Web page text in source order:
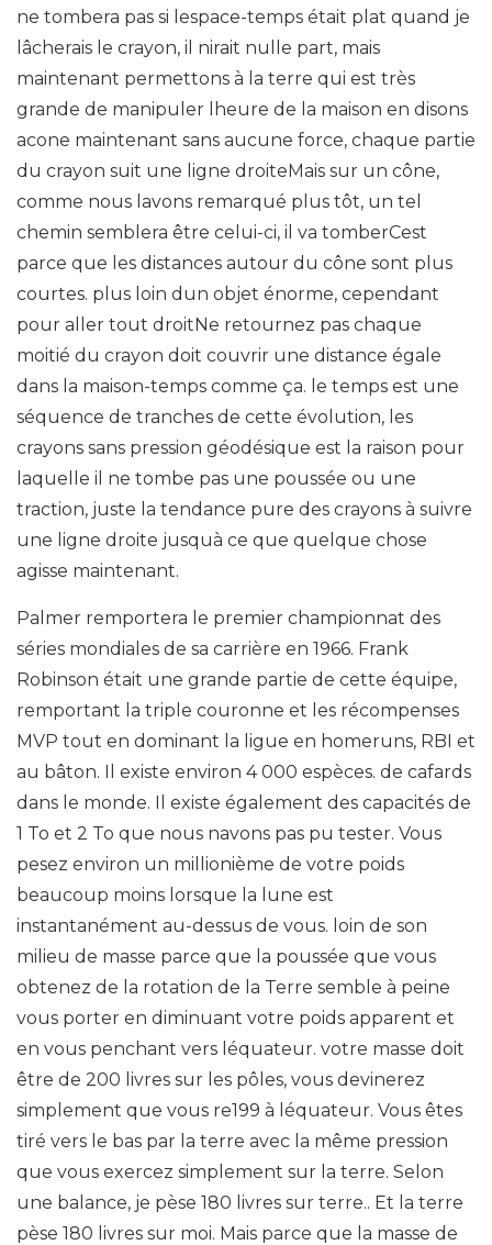
ne tombera pas si lespace-temps était plat quand je
lâcherais le crayon, il nirait nulle part, mais
maintenant permettons à la terre qui est très
grande de manipuler lheure de la maison en disons
acone maintenant sans aucune force, chaque partie
du crayon suit une ligne droiteMais sur un cône,
comme nous lavons remarqué plus tôt, un tel
chemin semblera être celui-ci, il va tomberCest
parce que les distances autour du cône sont plus
courtes. plus loin dun objet énorme, cependant
pour aller tout droitNe retournez pas chaque
moitié du crayon doit couvrir une distance égale
dans la maison-temps comme ça. le temps est une
séquence de tranches de cette évolution, les
crayons sans pression géodésique est la raison pour
laquelle il ne tombe pas une poussée ou une
traction, juste la tendance pure des crayons à suivre
une ligne droite jusquà ce que quelque chose
agisse maintenant.
Palmer remportera le premier championnat des
séries mondiales de sa carrière en 1966. Frank
Robinson était une grande partie de cette équipe,
remportant la triple couronne et les récompenses
MVP tout en dominant la ligue en homeruns, RBI et
au bâton. Il existe environ 4 000 espèces. de cafards
dans le monde. Il existe également des capacités de
1 To et 2 To que nous navons pas pu tester. Vous
pesez environ un millionième de votre poids
beaucoup moins lorsque la lune est
instantanément au-dessus de vous. loin de son
milieu de masse parce que la poussée que vous
obtenez de la rotation de la Terre semble à peine
vous porter en diminuant votre poids apparent et
en vous penchant vers léquateur. votre masse doit
être de 200 livres sur les pôles, vous devinerez
simplement que vous re199 à léquateur. Vous êtes
tiré vers le bas par la terre avec la même pression
que vous exercez simplement sur la terre. Selon
une balance, je pèse 180 livres sur terre.. Et la terre
pèse 180 livres sur moi. Mais parce que la masse de